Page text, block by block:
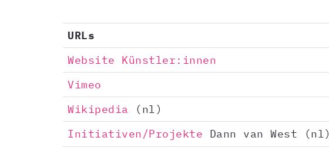
URLs
Website Künstler:innen
Vimeo
Wikipedia
(nl)
Initiativen/Projekte Dann van West (nl)